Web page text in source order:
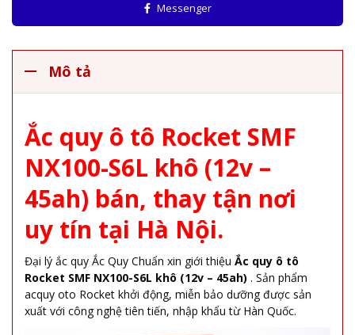
Messenger
Mô tả
Ắc quy ô tô Rocket SMF
NX100-S6L khô (12v –
45ah) bán, thay tận nơi
uy tín tại Hà Nội.
Đại lý ắc quy Ắc Quy Chuẩn xin giới thiệu Ắc quy ô tô
Rocket SMF NX100-S6L khô (12v – 45ah) . Sản phẩm
acquy oto Rocket khởi động, miễn bảo dưỡng được sản
xuất với công nghệ tiên tiến, nhập khẩu từ Hàn Quốc.